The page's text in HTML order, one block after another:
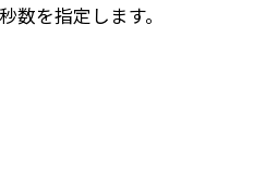
数を指定します。